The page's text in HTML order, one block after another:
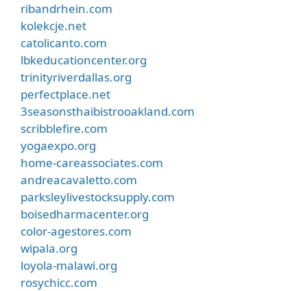
ribandrhein.com
kolekcje.net
catolicanto.com
lbkeducationcenter.org
trinityriverdallas.org
perfectplace.net
3seasonsthaibistrooakland.com
scribblefire.com
yogaexpo.org
home-careassociates.com
andreacavaletto.com
parksleylivestocksupply.com
boisedharmacenter.org
color-agestores.com
wipala.org
loyola-malawi.org
rosychicc.com